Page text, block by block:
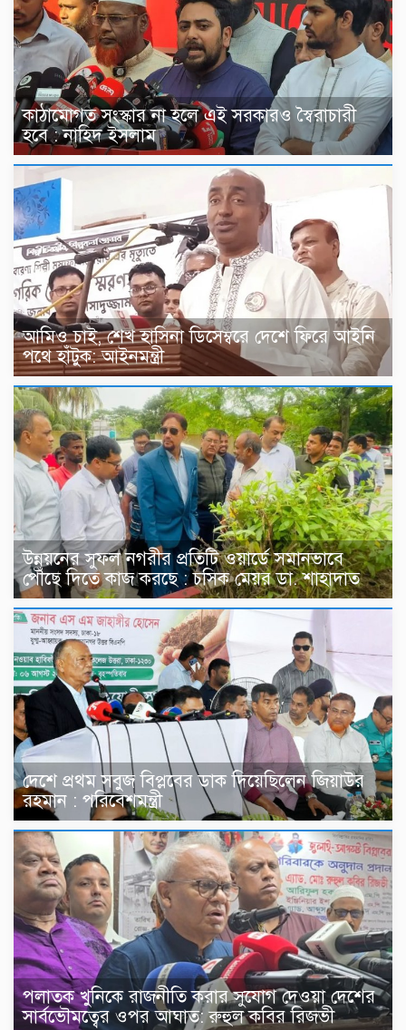
কাঠামোগত সংস্কার না হলে এই সরকারও স্বৈরাচারী
হবে : নাহিদ ইসলাম
আমিও চাই, শেখ হাসিনা ডিসেম্বরে দেশে ফিরে আইনি
পথে হাঁটুক: আইনমন্ত্রী
উন্নয়নের সুফল নগরীর প্রতিটি ওয়ার্ডে সমানভাবে
পৌঁছে দিতে কাজ করছে : চসিক মেয়র ডা. শাহাদাত
দেশে প্রথম সবুজ বিপ্লবের ডাক দিয়েছিলেন জিয়াউর
রহমান : পরিবেশমন্ত্রী
পলাতক খুনিকে রাজনীতি করার সুযোগ দেওয়া দেশের
সার্বভৌমত্বের ওপর আঘাত: রুহুল কবির রিজভী